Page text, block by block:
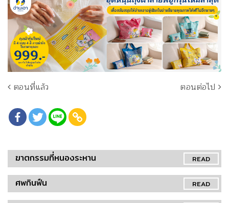
ตอนที่แล้ว ตอนต่อไป
READ
ฆาตกรรมที่หนองระหาน
READ
ศพกินฟืน